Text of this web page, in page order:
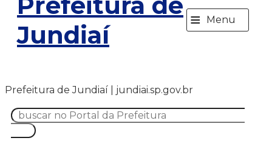
Jundiaí
≡ Menu
Prefeitura de Jundiaí | jundiai.sp.gov.br